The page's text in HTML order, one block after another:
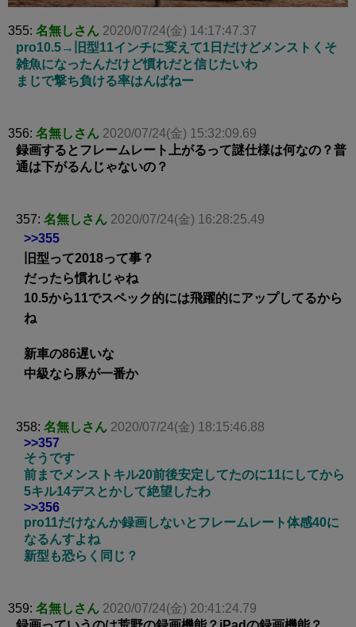
355: 名無しさん 2020/07/24(金) 14:17:47.37
pro10.5→旧型11インチに変えて1日だけどメンストくそ
雑魚になったんだけど慣れだと信じたいわ
まじで撃ち負ける率はんぱねー
356: 名無しさん 2020/07/24(金) 15:32:09.69
録画するとフレームレート上がるって謎仕様は何なの？普
通は下がるんじゃないの？
357: 名無しさん 2020/07/24(金) 16:28:25.49
>>355
旧型って2018って事？
だったら慣れじゃね
10.5から11でスペック的には飛躍的にアップしてるから
ね
新車の86遅いな
中級なら豚が一番か
358: 名無しさん 2020/07/24(金) 18:15:46.88
>>357
そうです
前までメンストキル20前後安定してたのに11にしてから
5キル14デスとかして絶望したわ
>>356
pro11だけなんか録画しないとフレームレート体感40に
なるんすよね
新型も恐らく同じ？
359: 名無しさん 2020/07/24(金) 20:41:24.79